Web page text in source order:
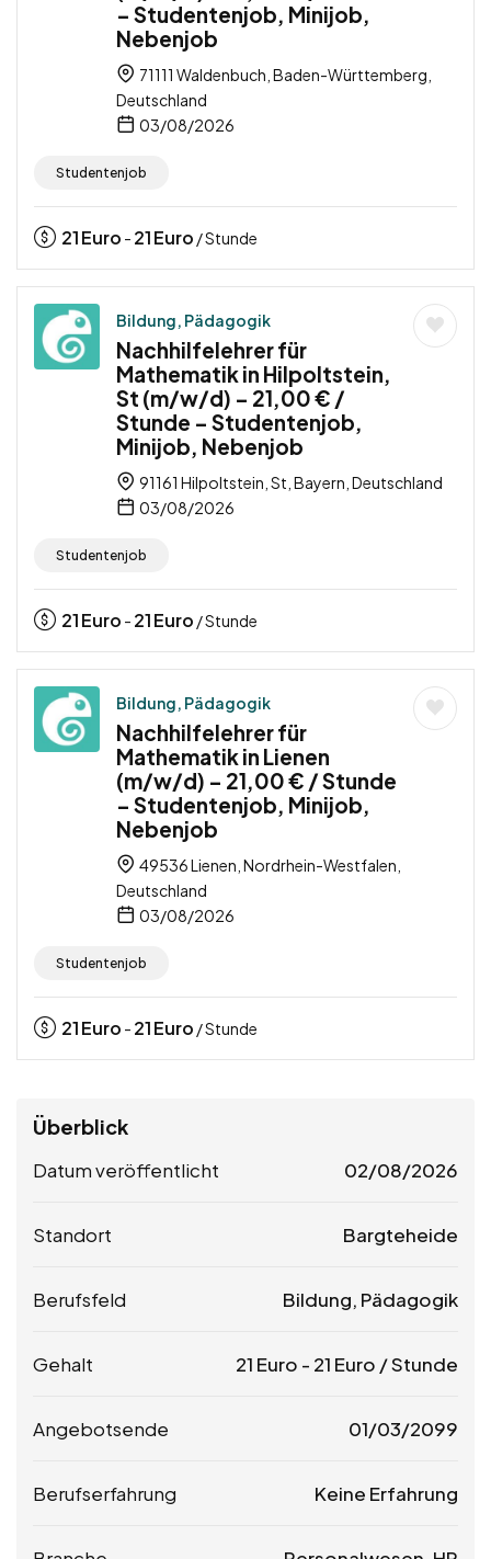
– Studentenjob, Minijob,
Nebenjob
71111 Waldenbuch, Baden-Württemberg,
Deutschland
03/08/2026
Studentenjob
21Euro - 21Euro / Stunde
Bildung, Pädagogik
Nachhilfelehrer für
Mathematik in Hilpoltstein,
St (m/w/d) – 21,00 € /
Stunde – Studentenjob,
Minijob, Nebenjob
91161 Hilpoltstein, St, Bayern, Deutschland
03/08/2026
Studentenjob
21Euro - 21Euro / Stunde
Bildung, Pädagogik
Nachhilfelehrer für
Mathematik in Lienen
(m/w/d) – 21,00 € / Stunde
– Studentenjob, Minijob,
Nebenjob
49536 Lienen, Nordrhein-Westfalen,
Deutschland
03/08/2026
Studentenjob
21Euro - 21Euro / Stunde
Überblick
Datum veröffentlicht 02/08/2026
Standort Bargteheide
Berufsfeld Bildung, Pädagogik
Gehalt 21 Euro - 21 Euro / Stunde
Angebotsende 01/03/2099
Berufserfahrung Keine Erfahrung